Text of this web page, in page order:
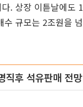
. 상장 이튿날에도
수 규모는 2조원을
직후 석유판매 전망